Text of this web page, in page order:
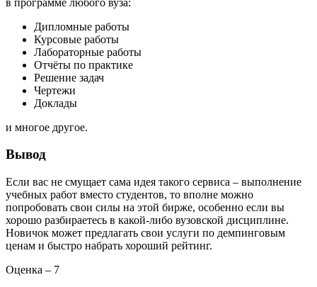
Дипломные работы
Курсовые работы
Лабораторные работы
Отчёты по практике
Решение задач
Чертежи
Доклады
и многое другое.
Вывод
Если вас не смущает сама идея такого сервиса – выполнение
учебных работ вместо студентов, то вполне можно
попробовать свои силы на этой бирже, особенно если вы
хорошо разбираетесь в какой-либо вузовской дисциплине.
Новичок может предлагать свои услуги по демпинговым
ценам и быстро набрать хороший рейтинг.
Оценка – 7